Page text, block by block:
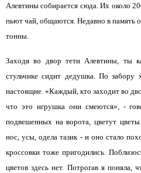
Алевтины собирается сюда. Их около
пьют чай, общаются. Недавно в память
тонны.
Заходя во двор тети Алевтины, ты
стульчике сидит дедушка. По
настоящие. «Каждый, кто заходит во
что это игрушка они смеются», -
подвешенных на ворота, цветут
нос, усы, одела тазик - и оно стало
кроссовки тоже пригодились.
цветов здесь нет. Потрогав я поняла,